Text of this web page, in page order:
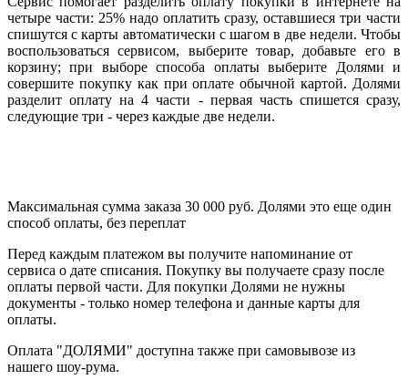
четыре части: 25% надо оплатить сразу, оставшиеся три части
спишутся с карты автоматически с шагом в две недели. Чтобы
воспользоваться сервисом, выберите товар, добавьте его в
корзину; при выборе способа оплаты выберите Долями и
совершите покупку как при оплате обычной картой. Долями
разделит оплату на 4 части - первая часть спишется сразу,
следующие три - через каждые две недели.
Максимальная сумма заказа 30 000 руб. Долями это еще один
способ оплаты, без переплат
Перед каждым платежом вы получите напоминание от
сервиса о дате списания. Покупку вы получаете сразу после
оплаты первой части. Для покупки Долями не нужны
документы - только номер телефона и данные карты для
оплаты.
Оплата "ДОЛЯМИ" доступна также при самовывозе из
нашего шоу-рума.